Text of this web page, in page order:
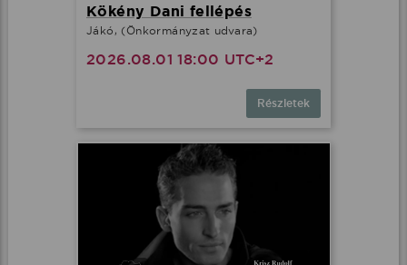
Kökény Dani fellépés
Jákó, (Önkormányzat udvara)
2026.08.01 18:00 UTC+2
Részletek